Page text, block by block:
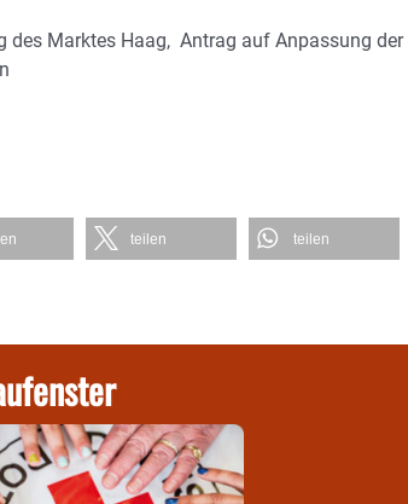
des Marktes Haag, Antrag auf Anpassung der
teilen teilen